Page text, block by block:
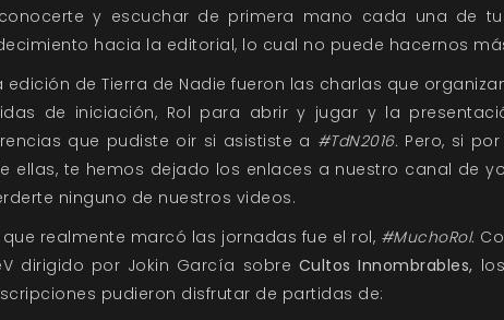
y escuchar de primera mano cada una de
hacia la editorial, lo cual no puede hacernos
edición deTierra de Nadie fueron las charlas que
de iniciación, Rol para abrir y jugar y la
que pudiste oir si asististe a #TdN2016. Pero, si
ellas, te hemos dejado los enlaces a nuestro canal de
ninguno de nuestros videos.
que realmente marcó las jornadas fue el rol, #MuchoRol.
dirigido por Jokin García sobre Cultos Innombrables,
pudieron disfrutar de partidas de: